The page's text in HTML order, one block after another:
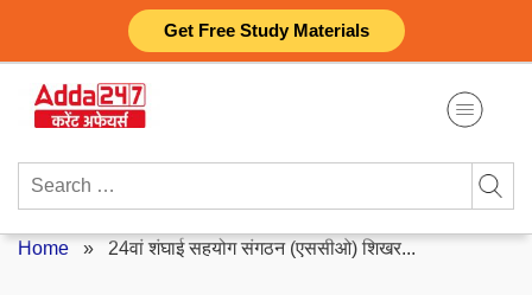
Get Free Study Materials
content
Search
Home » 24वां शंघाई सहयोग संगठन (एससीओ) शिखर...